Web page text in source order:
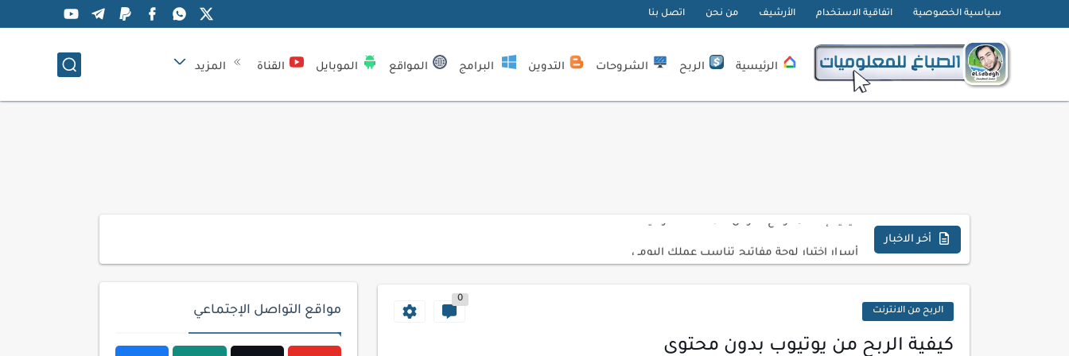
سياسية الخصوصية اتفاقية الاستخدام الأرشيف من نحن اتصل بنا
الرئيسية الربح الشروحات التدوين البرامج المواقع الموبايل القناة المزيد
أخر الاخبار
تحميل تطبيق دمج الصور | Velura Studio
كيف تستفيد من تقنيات التعلم الآلي لتحليل بيانات الزوار
الربح من الانترنت
0
كيفية الربح من يوتيوب بدون محتوى
مواقع التواصل الإجتماعي